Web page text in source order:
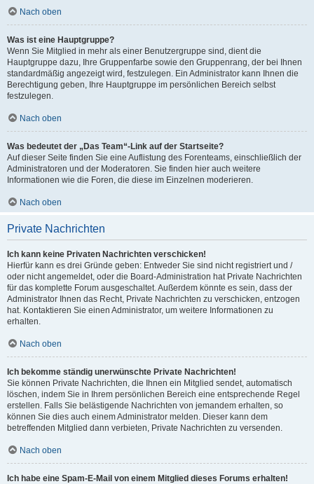
Nach oben
Was ist eine Hauptgruppe?
Wenn Sie Mitglied in mehr als einer Benutzergruppe sind, dient die
Hauptgruppe dazu, Ihre Gruppenfarbe sowie den Gruppenrang, der bei Ihnen
standardmäßig angezeigt wird, festzulegen. Ein Administrator kann Ihnen die
Berechtigung geben, Ihre Hauptgruppe im persönlichen Bereich selbst
festzulegen.
Nach oben
Was bedeutet der „Das Team“-Link auf der Startseite?
Auf dieser Seite finden Sie eine Auflistung des Forenteams, einschließlich der
Administratoren und der Moderatoren. Sie finden hier auch weitere
Informationen wie die Foren, die diese im Einzelnen moderieren.
Nach oben
Private Nachrichten
Ich kann keine Privaten Nachrichten verschicken!
Hierfür kann es drei Gründe geben: Entweder Sie sind nicht registriert und /
oder nicht angemeldet, oder die Board-Administration hat Private Nachrichten
für das komplette Forum ausgeschaltet. Außerdem könnte es sein, dass der
Administrator Ihnen das Recht, Private Nachrichten zu verschicken, entzogen
hat. Kontaktieren Sie einen Administrator, um weitere Informationen zu
erhalten.
Nach oben
Ich bekomme ständig unerwünschte Private Nachrichten!
Sie können Private Nachrichten, die Ihnen ein Mitglied sendet, automatisch
löschen, indem Sie in Ihrem persönlichen Bereich eine entsprechende Regel
erstellen. Falls Sie belästigende Nachrichten von jemandem erhalten, so
können Sie dies auch einem Administrator melden. Dieser kann dem
betreffenden Mitglied dann verbieten, Private Nachrichten zu versenden.
Nach oben
Ich habe eine Spam-E-Mail von einem Mitglied dieses Forums erhalten!